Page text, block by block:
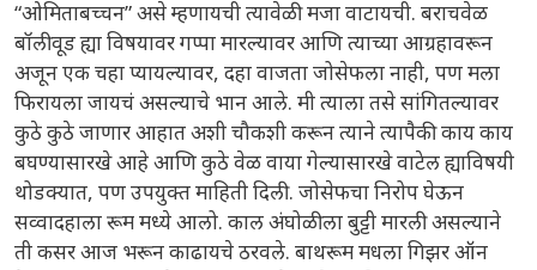
“ओमिताबच्चन” असे म्हणायची त्यावेळी मजा वाटायची. बराचवेळ
बॉलीवूड ह्या विषयावर गप्पा मारल्यावर आणि त्याच्या आग्रहावरून
अजून एक चहा प्यायल्यावर, दहा वाजता जोसेफला नाही, पण मला
फिरायला जायचं असल्याचे भान आले. मी त्याला तसे सांगितल्यावर
कुठे कुठे जाणार आहात अशी चौकशी करून त्याने त्यापैकी काय काय
बघण्यासारखे आहे आणि कुठे वेळ वाया गेल्यासारखे वाटेल ह्याविषयी
थोडक्यात, पण उपयुक्त माहिती दिली. जोसेफचा निरोप घेऊन
सव्वादहाला रूम मध्ये आलो. काल अंघोळीला बुट्टी मारली असल्याने
ती कसर आज भरून काढायचे ठरवले. बाथरूम मधला गिझर ऑन